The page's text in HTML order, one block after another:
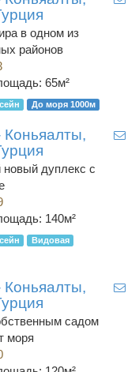
в одном из
районов
65м²
До моря 1000м
Коньяалты,
дуплекс с
140м²
Видовая
Коньяалты,
садом
моря